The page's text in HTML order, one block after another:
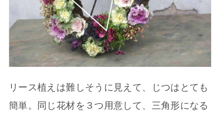
リース植えは難しそうに見えて、じつはとても
簡単。同じ花材を３つ用意して、三角形になる